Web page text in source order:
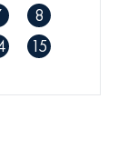
8
15